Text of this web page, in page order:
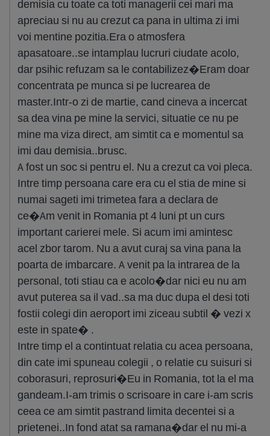
demisia cu toate ca toti managerii cei mari ma
apreciau si nu au crezut ca pana in ultima zi imi
voi mentine pozitia.Era o atmosfera
apasatoare..se intamplau lucruri ciudate acolo,
dar psihic refuzam sa le contabilizez�Eram doar
concentrata pe munca si pe lucrearea de
master.Intr-o zi de martie, cand cineva a incercat
sa dea vina pe mine la servici, situatie ce nu pe
mine ma viza direct, am simtit ca e momentul sa
imi dau demisia..brusc.
A fost un soc si pentru el. Nu a crezut ca voi pleca.
Intre timp persoana care era cu el stia de mine si
numai sageti imi trimetea fara a declara de
ce�Am venit in Romania pt 4 luni pt un curs
important carierei mele. Si acum imi amintesc
acel zbor tarom. Nu a avut curaj sa vina pana la
poarta de imbarcare. A venit pa la intrarea de la
personal, toti stiau ca e acolo�dar nici eu nu am
avut puterea sa il vad..sa ma duc dupa el desi toti
fostii colegi din aeroport imi ziceau subtil � vezi x
este in spate� .
Intre timp el a contintuat relatia cu acea persoana,
din cate imi spuneau colegii , o relatie cu suisuri si
coborasuri, reprosuri�Eu in Romania, tot la el ma
gandeam.I-am trimis o scrisoare in care i-am scris
ceea ce am simtit pastrand limita decentei si a
prietenei..In fond atat sa ramana�dar el nu mi-a